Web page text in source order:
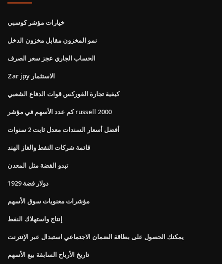
خيارات مؤشر كوسبي
نمو المخزون مقابل مخزون الدخل
الحساب الجاري عجز سعر الصرف
Zar jpy الاستثمار
كيفية تجارة الفوركس قوات الدفاع الشعبي
كم عدد الأسهم في مؤشر russell 2000
أفضل أسعار السندات معدل ثابت 2 سنوات
قائمة شركات النفط والغاز الهند
تبدو الفضة مثل المعدن
1929 دولار فضة
مؤشرات معنويات سوق الأسهم
إنتاج واستهلاك النفط
يمكنك الحصول على بطاقة الضمان الاجتماعي استبدال عبر الإنترنت
تاريخ الأرباح السابقة بيع الأسهم